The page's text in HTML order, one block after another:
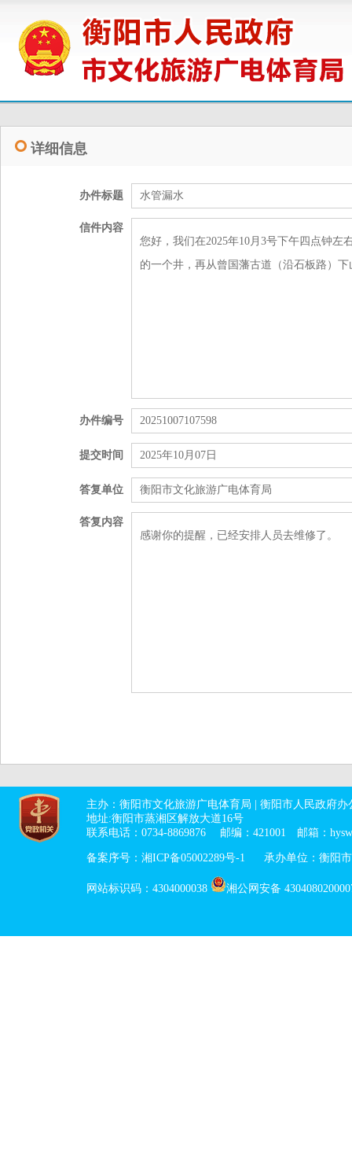
详细信息
办件标题 水管漏水
信件内容
您好，我们在2025年10月3号下午四点钟
的一个井，再从曾国藩古道（沿石板路）
办件编号 20251007107598
提交时间 2025年10月07日
答复单位 衡阳市文化旅游广电体育局
答复内容
感谢你的提醒，已经安排人员去维修了。
主办：衡阳市文化旅游广电体育局 | 衡阳市人民政府
地址:衡阳市蒸湘区解放大道16号
联系电话：0734-8869876 邮编：421001 邮箱：
备案序号：湘ICP备05002289号-1 承办单位： 衡阳
网站标识码：4304000038 湘公网安备